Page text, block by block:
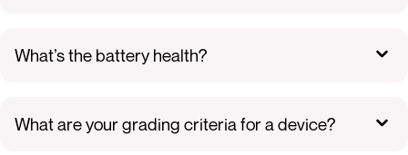
What’s the battery health?
What are your grading criteria for a device?